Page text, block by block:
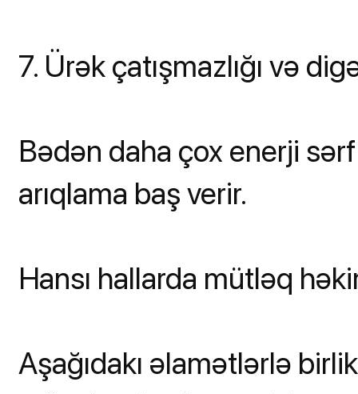
7. Ürək çatışmazlığı və
Bədən daha çox enerji
arıqlama baş verir.
Hansı hallarda mütləq
Aşağıdakı əlamətlərlə